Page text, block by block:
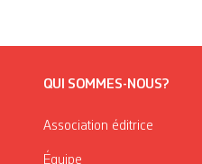
QUI SOMMES-NOUS?
Association éditrice
Équipe